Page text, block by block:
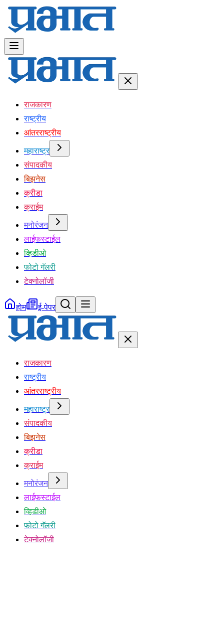
राजकारण
राष्ट्रीय
आंतरराष्ट्रीय
महाराष्ट्र
संपादकीय
बिझनेस
क्रीडा
क्राईम
मनोरंजन
लाईफस्टाईल
व्हिडीओ
फोटो गॅलरी
टेक्नोलॉजी
होम ई-पेपर
राजकारण
राष्ट्रीय
आंतरराष्ट्रीय
महाराष्ट्र
संपादकीय
बिझनेस
क्रीडा
क्राईम
मनोरंजन
लाईफस्टाईल
व्हिडीओ
फोटो गॅलरी
टेक्नोलॉजी